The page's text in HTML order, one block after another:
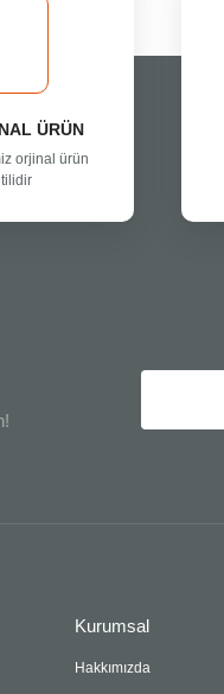
ÜRÜN
orjinal ürün
Kurumsal
Hakkımızda